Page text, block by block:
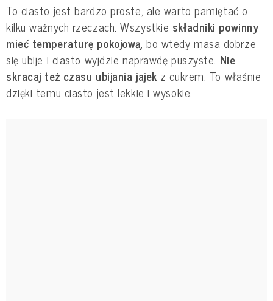
To ciasto jest bardzo proste, ale warto pamiętać o
kilku ważnych rzeczach. Wszystkie składniki powinny
mieć temperaturę pokojową, bo wtedy masa dobrze
się ubije i ciasto wyjdzie naprawdę puszyste. Nie
skracaj też czasu ubijania jajek z cukrem. To właśnie
dzięki temu ciasto jest lekkie i wysokie.